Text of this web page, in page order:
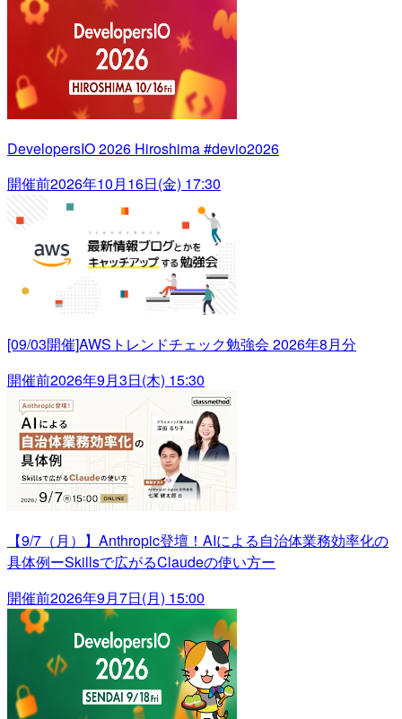
DevelopersIO 2026 Hiroshima #devio2026
開催前2026年10月16日(金) 17:30
[09/03開催]AWSトレンドチェック勉強会 2026年8月分
開催前2026年9月3日(木) 15:30
【9/7（月）】Anthropic登壇！AIによる自治体業務効率化の
具体例ーSkillsで広がるClaudeの使い方ー
開催前2026年9月7日(月) 15:00